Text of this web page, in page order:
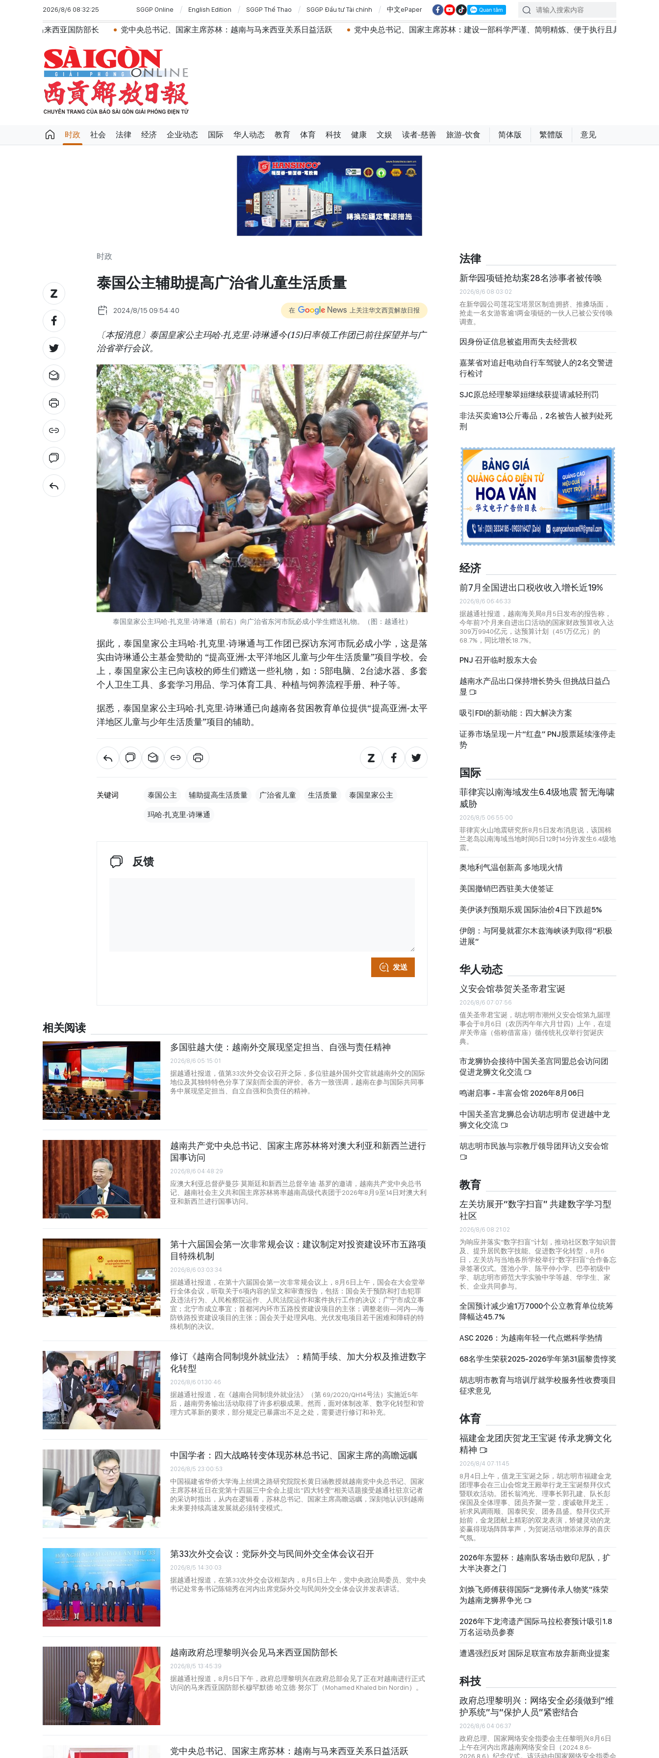
2026/8/6 08:32:25 SGGP Online English Edition SGGP Thể Thao SGGP Đầu tư Tài chính 中文ePaper
西亚国防部长 党中央总书记、国家主席苏林：越南与马来西亚关系日益活跃 党中央总书记、国家主席苏林：建设一部科学严谨、简明精炼、便于执行且具有长远生命力的党章
时政 社会 法律 经济 企业动态 国际 华人动态 教育 体育 科技 健康 文娱 读者-慈善 旅游-饮食 简体版 繁體版 意见
时政
泰国公主辅助提高广治省儿童生活质量
2024/8/15 09:54:40 在 上关注华文西贡解放日报
〔本报消息〕泰国皇家公主玛哈‧扎克里‧诗琳通今(15)日率领工作团已前往探望并与广
治省举行会议。
泰国皇家公主玛哈‧扎克里‧诗琳通（前右）向广治省东河市阮必成小学生赠送礼物。（图：越通社）
据此，泰国皇家公主玛哈‧扎克里‧诗琳通与工作团已探访东河市阮必成小学，这是落
实由诗琳通公主基金赞助的 “提高亚洲-太平洋地区儿童与少年生活质量”项目学校。会
上，泰国皇家公主已向该校的师生们赠送一些礼物，如：5部电脑、2台滤水器、多套
个人卫生工具、多套学习用品、学习体育工具、种植与饲养流程手册、种子等。
据悉，泰国皇家公主玛哈‧扎克里‧诗琳通已向越南各贫困教育单位提供“提高亚洲-太平
洋地区儿童与少年生活质量”项目的辅助。
关键词 泰国公主 辅助提高生活质量 广治省儿童 生活质量 泰国皇家公主
玛哈‧扎克里‧诗琳通
反馈
发送
相关阅读
多国驻越大使：越南外交展现坚定担当、自强与责任精神
2026/8/6 05:15:01
据越通社报道，值第33次外交会议召开之际，多位驻越外国外交官就越南外交的国际
地位及其独特特色分享了深刻而全面的评价。各方一致强调，越南在参与国际共同事
务中展现坚定担当、自立自强和负责任的精神。
越南共产党中央总书记、国家主席苏林将对澳大利亚和新西兰进行
国事访问
2026/8/6 04:48:29
应澳大利亚总督萨曼莎·莫斯廷和新西兰总督辛迪·基罗的邀请，越南共产党中央总书
记、越南社会主义共和国主席苏林将率越南高级代表团于2026年8月9至14日对澳大利
亚和新西兰进行国事访问。
第十六届国会第一次非常规会议：建议制定对投资建设环市五路项
目特殊机制
2026/8/6 03:03:34
据越通社报道，在第十六届国会第一次非常规会议上，8月6日上午，国会在大会堂举
行全体会议，听取关于6项内容的呈文和审查报告，包括：国会关于预防和打击犯罪
及违法行为、人民检察院运作、人民法院运作和案件执行工作的决议；广宁市成立事
宜；北宁市成立事宜；首都河内环市五路投资建设项目的主张；调整老街—河内—海
防铁路投资建设项目的主张；国会关于处理风电、光伏发电项目若干困难和障碍的特
殊机制的决议。
修订《越南合同制境外就业法》：精简手续、加大分权及推进数字
化转型
2026/8/6 01:30:46
据越通社报道，在《越南合同制境外就业法》（第 69/2020/QH14号法）实施近5年
后，越南劳务输出活动取得了许多积极成果。然而，面对体制改革、数字化转型和管
理方式革新的要求，部分规定已暴露出不足之处，需要进行修订和补充。
中国学者：四大战略转变体现苏林总书记、国家主席的高瞻远瞩
2026/8/5 23:00:53
中国福建省华侨大学海上丝绸之路研究院院长黄日涵教授就越南党中央总书记、国家
主席苏林近日在党第十四届三中全会上提出“四大转变”相关话题接受越通社驻京记者
的采访时指出，从内在逻辑看，苏林总书记、国家主席高瞻远瞩，深刻地认识到越南
未来要持续高速发展就必须转变模式。
第33次外交会议：党际外交与民间外交全体会议召开
2026/8/5 14:30:03
据越通社报道，在第33次外交会议框架内，8月5日上午，党中央政治局委员、党中央
书记处常务书记陈锦秀在河内出席党际外交与民间外交全体会议并发表讲话。
越南政府总理黎明兴会见马来西亚国防部长
2026/8/5 13:45:39
据越通社报道，8月5日下午，政府总理黎明兴在政府总部会见了正在对越南进行正式
访问的马来西亚国防部长穆罕默德·哈立德·努尔丁（Mohamed Khaled bin Nordin）。
党中央总书记、国家主席苏林：越南与马来西亚关系日益活跃
法律
新华园项链抢劫案28名涉事者被传唤
2026/8/6 08:03:02
在新华园公司莲花宝塔景区制造拥挤、推搡场面，
抢走一名女游客逾1两金项链的一伙人已被公安传唤
调查。
因身份证信息被盗用而失去经营权
嘉莱省对追赶电动自行车驾驶人的2名交警进
行检讨
SJC原总经理黎翠姮继续获提请减轻刑罚
非法买卖逾13公斤毒品，2名被告人被判处死
刑
经济
前7月全国进出口税收收入增长近19%
2026/8/6 06:46:33
据越通社报道，越南海关局8月5日发布的报告称，
今年前7个月来自进出口活动的国家财政预算收入达
309万9940亿元，达预算计划（451万亿元）的
68.7%，同比增长18.7%。
PNJ 召开临时股东大会
越南水产品出口保持增长势头 但挑战日益凸
显
吸引FDI的新动能：四大解决方案
证券市场呈现一片“红盘” PNJ股票延续涨停走
势
国际
菲律宾以南海域发生6.4级地震 暂无海啸
威胁
2026/8/5 06:55:00
菲律宾火山地震研究所8月5日发布消息说，该国棉
兰老岛以南海域当地时间5日12时14分许发生6.4级地
震。
奥地利气温创新高 多地现火情
美国撤销巴西驻美大使签证
美伊谈判预期乐观 国际油价4日下跌超5%
伊朗：与阿曼就霍尔木兹海峡谈判取得“积极
进展”
华人动态
义安会馆恭贺关圣帝君宝诞
2026/8/6 07:07:56
值关圣帝君宝诞，胡志明市潮州义安会馆第九届理
事会于8月6日（农历丙午年六月廿四）上午，在堤
岸关帝庙（俗称借富庙）循传统礼仪举行贺诞庆
典。
市龙狮协会接待中国关圣宫同盟总会访问团
促进龙狮文化交流
鸣谢启事 - 丰富会馆 2026年8月06日
中国关圣宫龙狮总会访胡志明市 促进越中龙
狮文化交流
胡志明市民族与宗教厅领导团拜访义安会馆
教育
左关坊展开“数字扫盲” 共建数字学习型
社区
2026/8/6 08:21:02
为响应并落实“数字扫盲”计划，推动社区数字知识普
及、提升居民数字技能、促进数字化转型，8月6
日，左关坊与当地各所学校举行“数字扫盲”合作备忘
录签署仪式。莲池小学、陈平仲小学、巴亭初级中
学、胡志明市师范大学实验中学等越、华学生、家
长、企业共同参与。
全国预计减少逾1万7000个公立教育单位统筹
降幅达45.7%
ASC 2026：为越南年轻一代点燃科学热情
68名学生荣获2025-2026学年第31届黎贵惇奖
胡志明市教育与培训厅就学校服务性收费项目
征求意见
体育
福建金龙团庆贺龙王宝诞 传承龙狮文化
精神
2026/8/4 07:11:45
8月4日上午，值龙王宝诞之际，胡志明市福建金龙
团理事会在三山会馆龙王殿举行龙王宝诞祭拜仪式
暨联欢活动。团长翁鸿光、理事长郭孔建、队长彭
保国及全体理事、团员齐聚一堂，虔诚敬拜龙王，
祈求风调雨顺、国泰民安、团务昌盛。祭拜仪式开
始前，金龙团献上精彩的双龙表演，矫健灵动的龙
姿赢得现场阵阵掌声，为贺诞活动增添浓厚的喜庆
气氛。
2026年东盟杯：越南队客场击败印尼队，扩
大半决赛之门
刘焕飞师傅获得国际“龙狮传承人物奖”殊荣
为越南龙狮界争光
2026年下龙湾遗产国际马拉松赛预计吸引1.8
万名运动员参赛
遭遇强烈反对 国际足联宣布放弃新商业提案
科技
政府总理黎明兴：网络安全必须做到“维
护系统”与“保护人员”紧密结合
2026/8/6 04:06:37
政府总理、国家网络安全指委会主任黎明兴8月6日
上午在河内出席越南网络安全日（2024.8.6-
2026.8.6）纪念仪式。该活动由国家网络安全指委会